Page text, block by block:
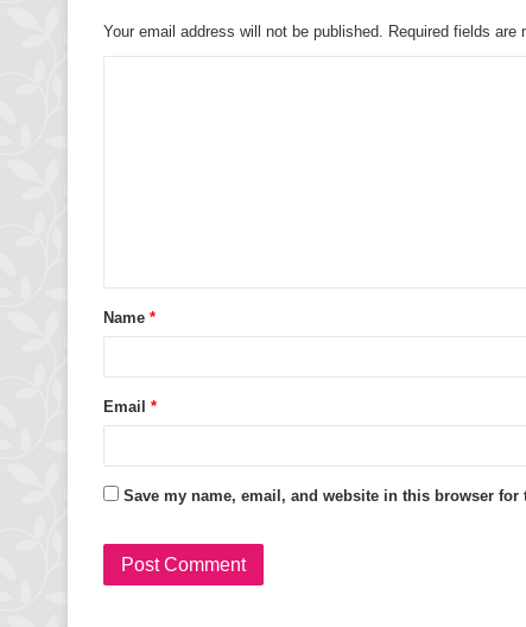
Your email address will not be published. Required fields are
Name *
Email *
Save my name, email, and website in this browser for